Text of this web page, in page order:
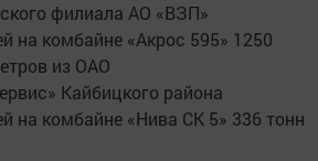
филиала АО «ВЗП»
на комбайне «Акрос 595» 1250
из ОАО
Кайбицкого района
на комбайне «Нива СК 5» 336 тонн